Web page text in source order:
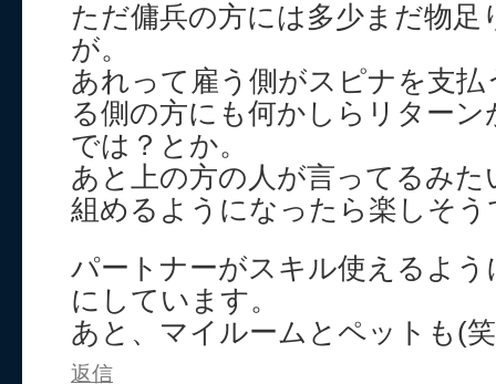
ただ傭兵の方には多少まだ物足
が。
あれって雇う側がスピナを支
る側の方にも何かしらリター
では？とか。
あと上の方の人が言ってるみ
組めるようになったら楽しそう
パートナーがスキル使えるよ
にしています。
あと、マイルームとペットも(
返信